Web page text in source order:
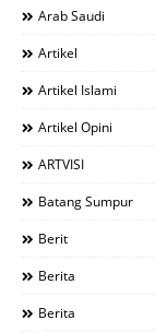
Arab Saudi
Artikel
Artikel Islami
Artikel Opini
ARTVISI
Batang Sumpur
Berit
Berita
Berita